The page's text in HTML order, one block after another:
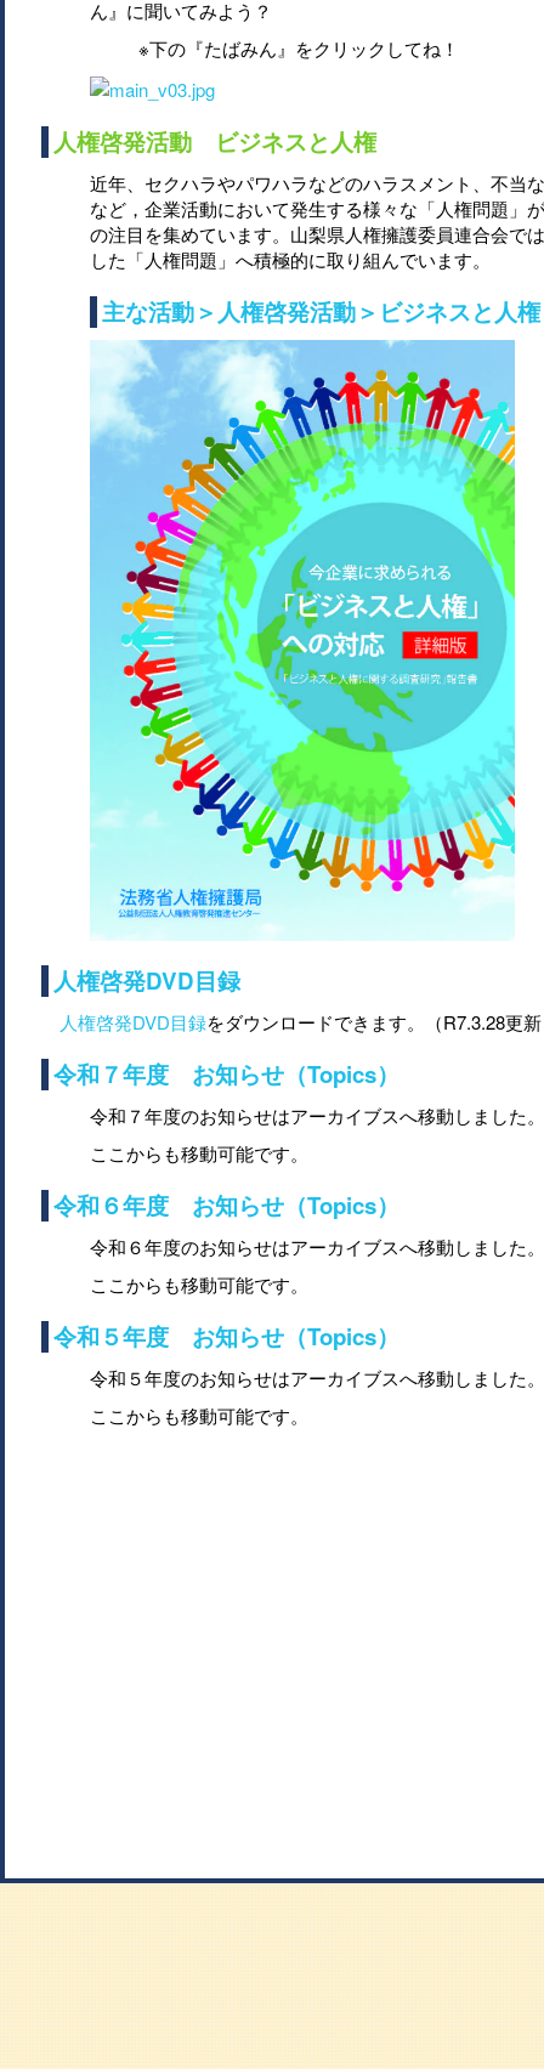
ん』に聞いてみよう？
※下の『たばみん』をクリックしてね！
人権啓発活動 ビジネスと人権
近年、セクハラやパワハラなどのハラスメント、不当
など，企業活動において発生する様々な「人権問題」
の注目を集めています。山梨県人権擁護委員連合会で
した「人権問題」へ積極的に取り組んでいます。
主な活動＞人権啓発活動＞ビジネスと人権
人権啓発DVD目録
人権啓発DVD目録をダウンロードできます。（R7.3.28更
令和７年度 お知らせ（Topics）
令和７年度のお知らせはアーカイブスへ移動しました。
ここからも移動可能です。
令和６年度 お知らせ（Topics）
令和６年度のお知らせはアーカイブスへ移動しました。
ここからも移動可能です。
令和５年度 お知らせ（Topics）
令和５年度のお知らせはアーカイブスへ移動しました。
ここからも移動可能です。